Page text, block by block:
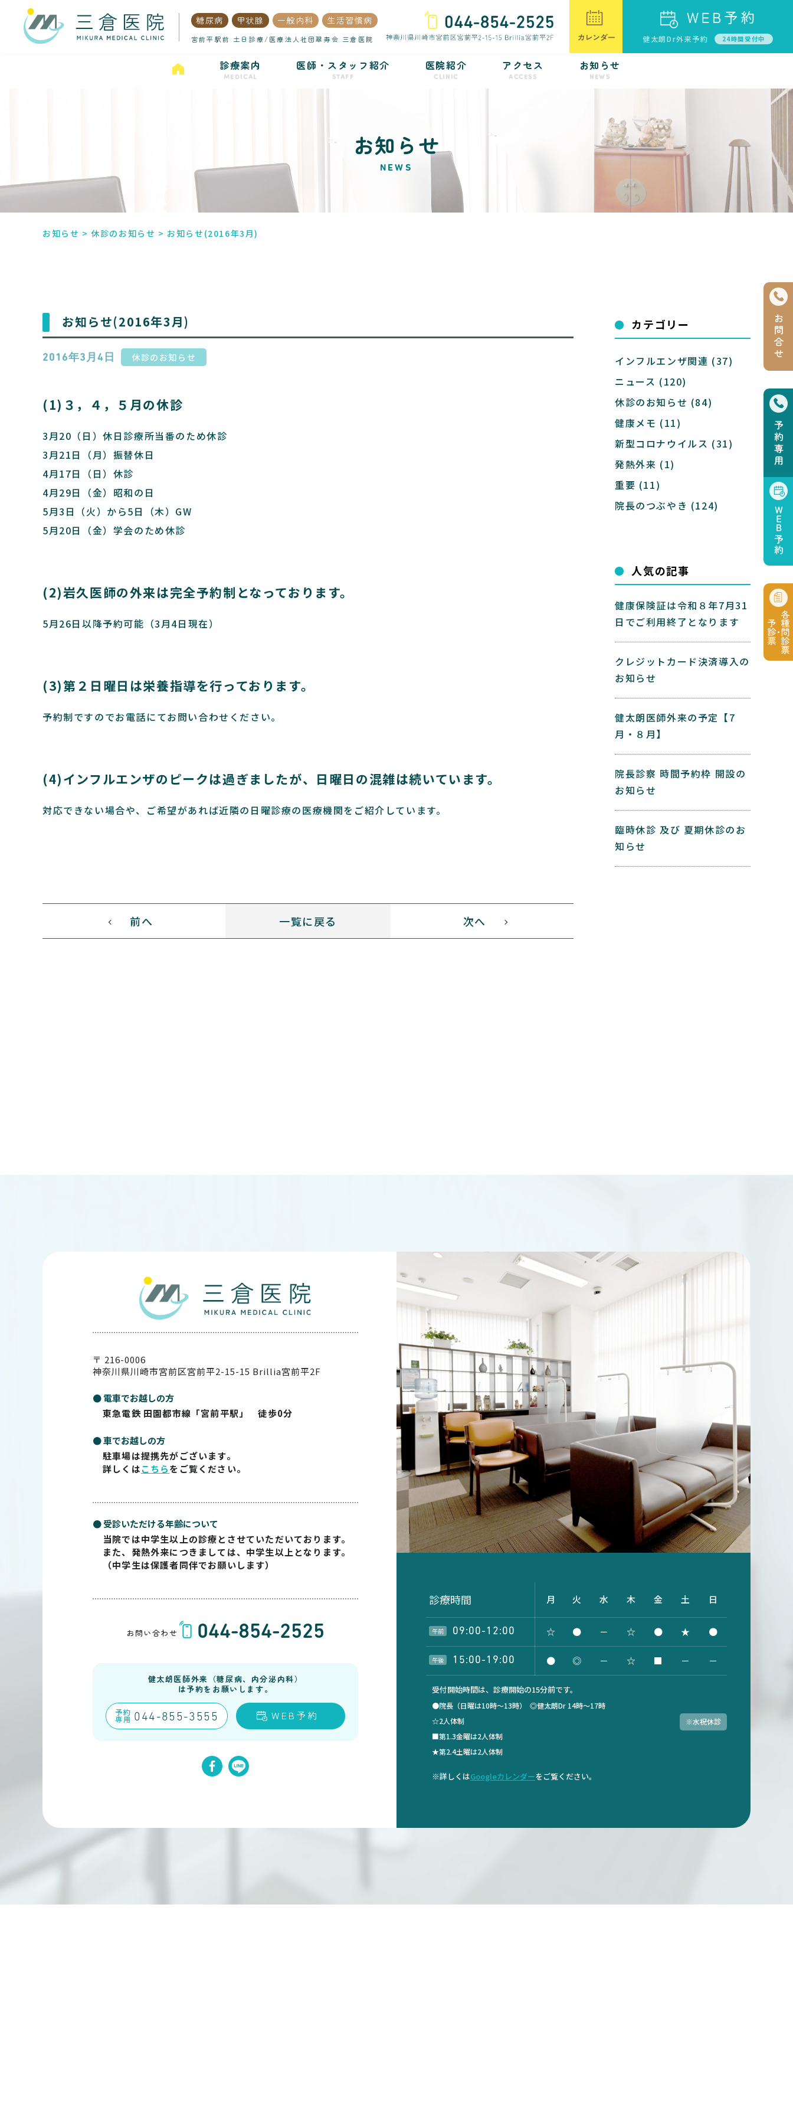
糖尿病 甲状腺 一般内科 生活習慣病
宮前平駅前 土日診療/医療法人社団翠寿会 三倉医院 健太朗Dr外来予約 24時間受付中
診療案内
MEDICAL
医師・スタッフ紹介
STAFF
医院紹介
CLINIC
アクセス
ACCESS
お知らせ
NEWS
お知らせ
NEWS
お知らせ >休診のお知らせ > お知らせ(2016年3月)
お知らせ(2016年3月)
2016年3月4日 休診のお知らせ
(1)３，４，５月の休診
3月20（日）休日診療所当番のため休診
3月21日（月）振替休日
4月17日（日）休診
4月29日（金）昭和の日
5月3日（火）から5日（木）GW
5月20日（金）学会のため休診
(2)岩久医師の外来は完全予約制となっております。
5月26日以降予約可能（3月4日現在）
(3)第２日曜日は栄養指導を行っております。
予約制ですのでお電話にてお問い合わせください。
(4)インフルエンザのピークは過ぎましたが、日曜日の混雑は続いています。
対応できない場合や、ご希望があれば近隣の日曜診療の医療機関をご紹介しています。
前へ 一覧に戻る 次へ
カテゴリー
インフルエンザ関連 (37)
ニュース (120)
休診のお知らせ (84)
健康メモ (11)
新型コロナウイルス (31)
発熱外来 (1)
重要 (11)
院長のつぶやき (124)
人気の記事
健康保険証は令和８年7月31
日でご利用終了となります
クレジットカード決済導入の
お知らせ
健太朗医師外来の予定【7
月・８月】
院長診察 時間予約枠 開設の
お知らせ
臨時休診 及び 夏期休診のお
知らせ
〒 216-0006
神奈川県川崎市宮前区宮前平2-15-15 Brillia宮前平2F
● 電車でお越しの方
東急電鉄 田園都市線「宮前平駅」 徒歩0分
● 車でお越しの方
駐車場は提携先がございます。
詳しくはこちらをご覧ください。
● 受診いただける年齢について
当院では中学生以上の診療とさせていただいております。
また、発熱外来につきましては、中学生以上となります。
（中学生は保護者同伴でお願いします）
お問い合わせ 044-854-2525
健太朗医師外来（糖尿病、内分泌内科）
は予約をお願いします。
予約
専用 044-855-3555 WEB予約
診療時間 月 火 水 木 金 土 日
午前 09:00-12:00 ☆ ● － ☆ ● ★ ●
午後 15:00-19:00 ● ◎ － ☆ ■ － －
受付開始時間は、診療開始の15分前です。
●院長（日曜は10時～13時） ◎健太朗Dr 14時～17時
☆2人体制
■第1.3金曜は2人体制
★第2.4土曜は2人体制
※水祝休診
※詳しくはGoogleカレンダーをご覧ください。